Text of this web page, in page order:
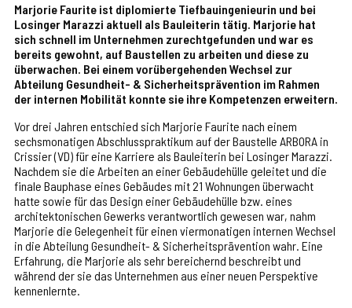
Marjorie Faurite ist diplomierte Tiefbauingenieurin und bei
Losinger Marazzi aktuell als Bauleiterin tätig. Marjorie hat
sich schnell im Unternehmen zurechtgefunden und war es
bereits gewohnt, auf Baustellen zu arbeiten und diese zu
überwachen. Bei einem vorübergehenden Wechsel zur
Abteilung Gesundheit- & Sicherheitsprävention im Rahmen
der internen Mobilität konnte sie ihre Kompetenzen erweitern.
Vor drei Jahren entschied sich Marjorie Faurite nach einem
sechsmonatigen Abschlusspraktikum auf der Baustelle ARBORA in
Crissier (VD) für eine Karriere als Bauleiterin bei Losinger Marazzi.
Nachdem sie die Arbeiten an einer Gebäudehülle geleitet und die
finale Bauphase eines Gebäudes mit 21 Wohnungen überwacht
hatte sowie für das Design einer Gebäudehülle bzw. eines
architektonischen Gewerks verantwortlich gewesen war, nahm
Marjorie die Gelegenheit für einen viermonatigen internen Wechsel
in die Abteilung Gesundheit- & Sicherheitsprävention wahr. Eine
Erfahrung, die Marjorie als sehr bereichernd beschreibt und
während der sie das Unternehmen aus einer neuen Perspektive
kennenlernte.